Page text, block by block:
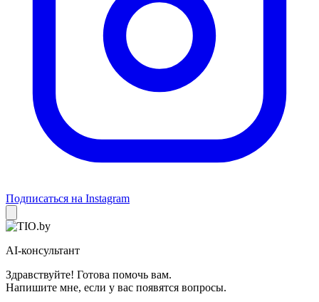
Подписаться на Instagram
AI-консультант
Здравствуйте! Готова помочь вам.
Напишите мне, если у вас появятся вопросы.